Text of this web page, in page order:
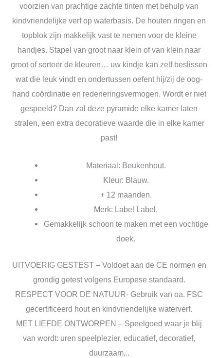
voorzien van prachtige zachte tinten met behulp van
kindvriendelijke verf op waterbasis. De houten ringen en
topblok zijn makkelijk vast te nemen voor de kleine
handjes. Stapel van groot naar klein of van klein naar
groot of sorteer de kleuren… uw kindje kan zelf beslissen
wat die leuk vindt en ondertussen oefent hij/zij de oog-
hand coördinatie en redeneringsvermogen. Wordt er niet
gespeeld? Dan zal deze pyramide elke kamer laten
stralen, een extra decoratieve waarde die in elke kamer
past!
Materiaal: Beukenhout.
Kleur: Blauw.
+ 12 maanden.
Merk: Label Label.
Gemakkelijk schoon te maken met een vochtige
doek.
UITVOERIG GESTEST – Voldoet aan de CE normen en
grondig getest volgens Europese standaard.
RESPECT VOOR DE NATUUR- Gebruik van oa. FSC
gecertificeerd hout en kindvriendelijke waterverf.
MET LIEFDE ONTWORPEN – Speelgoed waar je blij
van wordt: uren speelplezier, educatief, decoratief,
duurzaam,..